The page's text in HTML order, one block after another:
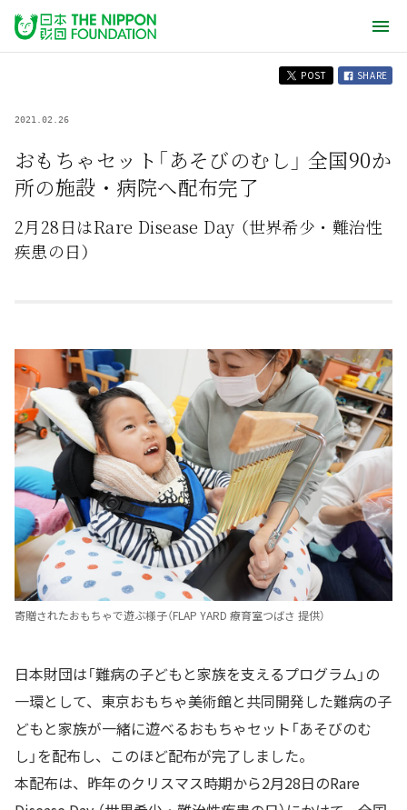
POST SHARE
2021.02.26
おもちゃセット「あそびのむし」 全国90か
所の施設・病院へ配布完了
2月28日はRare Disease Day （世界希少・難治性
疾患の日）
寄贈されたおもちゃで遊ぶ様子（FLAP YARD 療育室つばさ 提供）
日本財団は「難病の子どもと家族を支えるプログラム」の
一環として、東京おもちゃ美術館と共同開発した難病の子
どもと家族が一緒に遊べるおもちゃセット「あそびのむ
し」を配布し、このほど配布が完了しました。
本配布は、昨年のクリスマス時期から2月28日のRare